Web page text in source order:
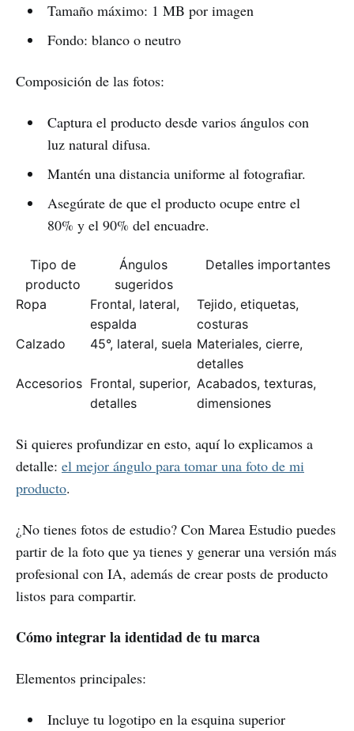
Tamaño máximo: 1 MB por imagen
Fondo: blanco o neutro
Composición de las fotos:
Captura el producto desde varios ángulos con
luz natural difusa.
Mantén una distancia uniforme al fotografiar.
Asegúrate de que el producto ocupe entre el
80% y el 90% del encuadre.
Tipo de
producto
Ángulos
sugeridos
Detalles importantes
Ropa
Frontal, lateral,
espalda
Tejido, etiquetas,
costuras
Calzado
45°, lateral, suela Materiales, cierre,
detalles
Accesorios Frontal, superior,
detalles
Acabados, texturas,
dimensiones
Si quieres profundizar en esto, aquí lo explicamos a
detalle: el mejor ángulo para tomar una foto de mi
producto.
¿No tienes fotos de estudio? Con Marea Estudio puedes
partir de la foto que ya tienes y generar una versión más
profesional con IA, además de crear posts de producto
listos para compartir.
Cómo integrar la identidad de tu marca
Elementos principales:
Incluye tu logotipo en la esquina superior